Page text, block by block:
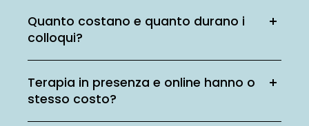
Quanto costano e quanto durano i
colloqui?
Terapia in presenza e online hanno o
stesso costo?